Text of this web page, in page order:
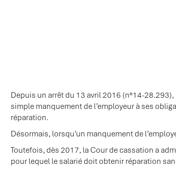
Depuis un arrêt du 13 avril 2016 (n°14-
simple manquement de l’employeur à ses
réparation.
Désormais, lorsqu’un manquement de
Toutefois, dès 2017, la Cour de cassation a
pour lequel le salarié doit obtenir réparation